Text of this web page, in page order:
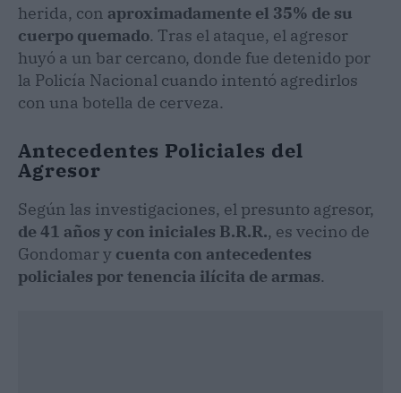
herida, con aproximadamente el 35% de su
cuerpo quemado. Tras el ataque, el agresor
huyó a un bar cercano, donde fue detenido por
la Policía Nacional cuando intentó agredirlos
con una botella de cerveza.
Antecedentes Policiales del
Agresor
Según las investigaciones, el presunto agresor,
de 41 años y con iniciales B.R.R., es vecino de
Gondomar y cuenta con antecedentes
policiales por tenencia ilícita de armas.